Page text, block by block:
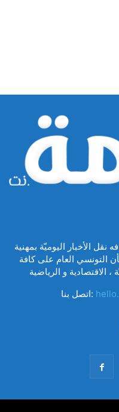
الأخبار اليوميّة بمهنية
التونسي العام على كافة
اتصل بنا: